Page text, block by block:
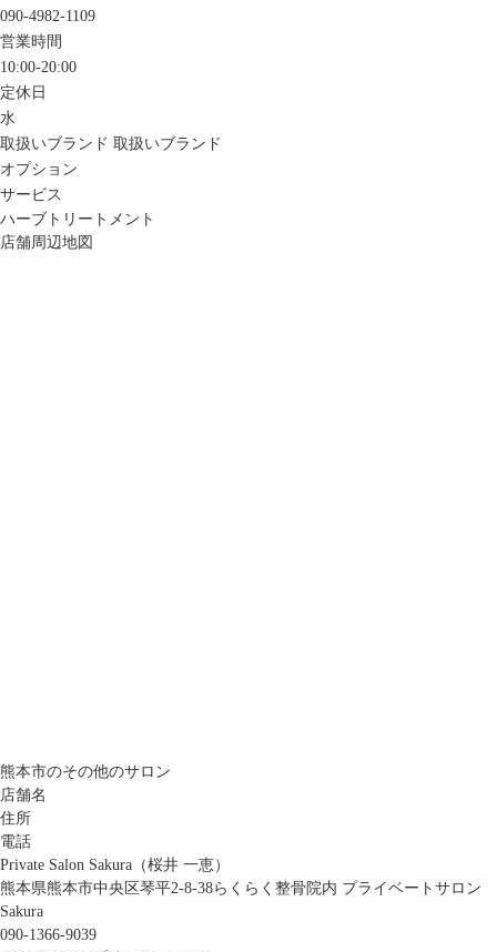
090-4982-1109
営業時間
10:00-20:00
定休日
水
取扱いブランド 取扱いブランド
オプション
サービス
ハーブトリートメント
店舗周辺地図
熊本市のその他のサロン
店舗名
住所
電話
Private Salon Sakura（桜井 一恵）
熊本県熊本市中央区琴平2-8-38らくらく整骨院内 プライベートサロン
Sakura
090-1366-9039